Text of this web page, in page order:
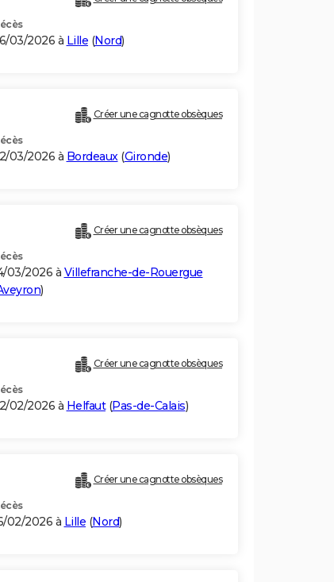
03/2026 à Lille (Nord)
Créer une cagnotte obsèques
03/2026 à Bordeaux(Gironde)
Créer une cagnotte obsèques
03/2026 à Villefranche-de-Rouergue
)
Créer une cagnotte obsèques
02/2026 à Helfaut(Pas-de-Calais)
Créer une cagnotte obsèques
02/2026 à Lille (Nord)